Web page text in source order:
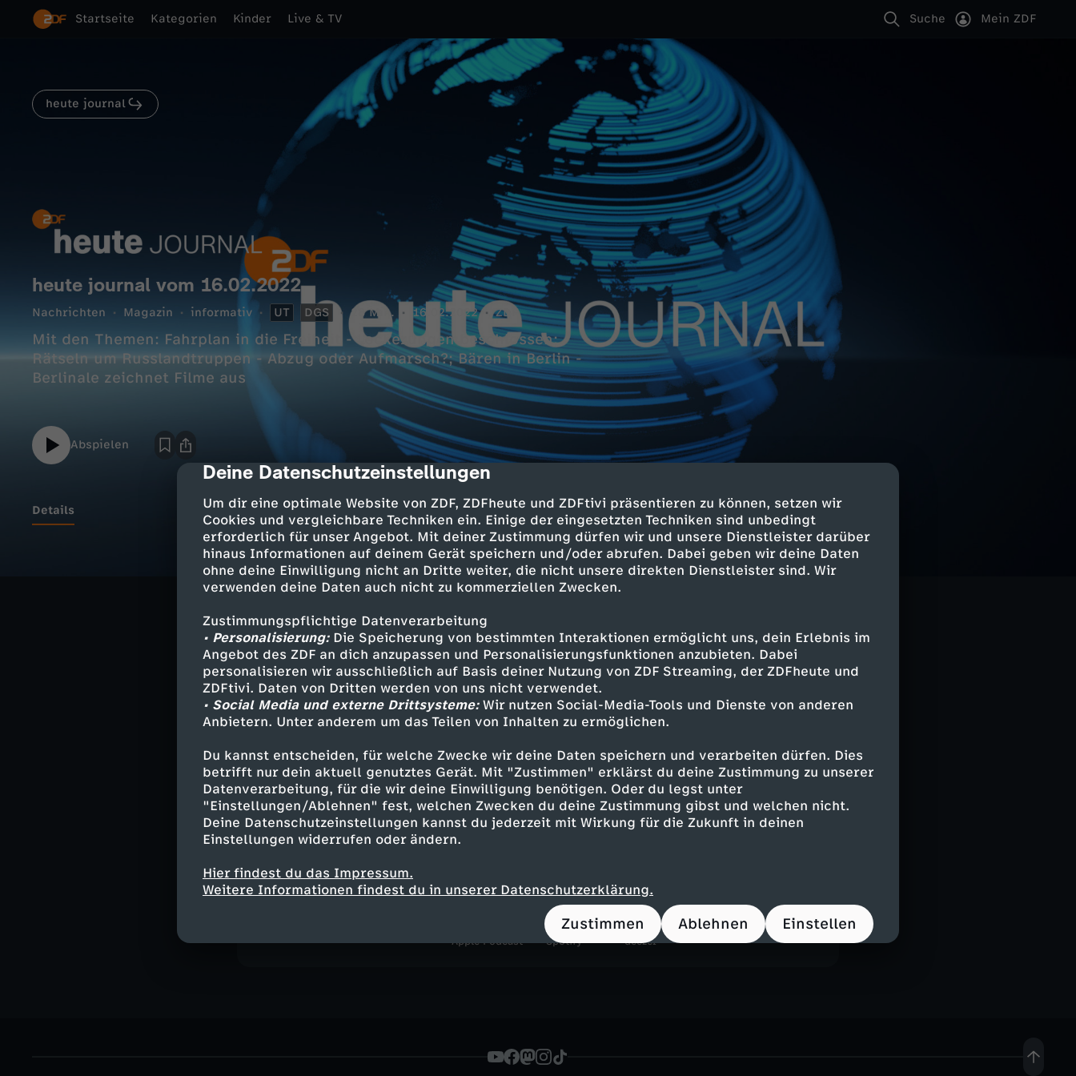
cmp-dialog-description
Deine Datenschutzeinstellungen
Um dir eine optimale Website von ZDF, ZDFheute und ZDFtivi präsentieren zu können, setzen wir
Cookies und vergleichbare Techniken ein. Einige der eingesetzten Techniken sind unbedingt
erforderlich für unser Angebot. Mit deiner Zustimmung dürfen wir und unsere Dienstleister darüber
hinaus Informationen auf deinem Gerät speichern und/oder abrufen. Dabei geben wir deine Daten
ohne deine Einwilligung nicht an Dritte weiter, die nicht unsere direkten Dienstleister sind. Wir
verwenden deine Daten auch nicht zu kommerziellen Zwecken.
Zustimmungspflichtige Datenverarbeitung
• Personalisierung:Die Speicherung von bestimmten Interaktionen ermöglicht uns, dein Erlebnis im
Angebot des ZDF an dich anzupassen und Personalisierungsfunktionen anzubieten. Dabei
personalisieren wir ausschließlich auf Basis deiner Nutzung von ZDF Streaming, der ZDFheute und
ZDFtivi. Daten von Dritten werden von uns nicht verwendet.
• Social Media und externe Drittsysteme:Wir nutzen Social-Media-Tools und Dienste von anderen
Anbietern. Unter anderem um das Teilen von Inhalten zu ermöglichen.
Du kannst entscheiden, für welche Zwecke wir deine Daten speichern und verarbeiten dürfen. Dies
betrifft nur dein aktuell genutztes Gerät. Mit "Zustimmen" erklärst du deine Zustimmung zu unserer
Datenverarbeitung, für die wir deine Einwilligung benötigen. Oder du legst unter
"Einstellungen/Ablehnen" fest, welchen Zwecken du deine Zustimmung gibst und welchen nicht.
Deine Datenschutzeinstellungen kannst du jederzeit mit Wirkung für die Zukunft in deinen
Einstellungen widerrufen oder ändern.
Hier findest du das Impressum.
Weitere Informationen findest du in unserer Datenschutzerklärung.
Zustimmen Ablehnen Einstellen
Startseite Kategorien Kinder Live & TV Suche Mein ZDF
heute journal
heute journal vom 16.02.2022
Nachrichten Magazin informativ UT DGS 28 Min. 16.02.2022 ZDF
Mit den Themen: Fahrplan in die Freiheit - Lockerungen beschlossen;
Rätseln um Russlandtruppen - Abzug oder Aufmarsch?; Bären in Berlin -
Berlinale zeichnet Filme aus
Abspielen
Details
Themen liegen noch nicht vor
Ähnliche Inhalte entdecken
Nachrichten Magazin informativ
Untertitel
Deutsche Gebärdensprache
heute journal
heute journal - der Podcast
Was steckt hinter den großen Schlagzeilen?
Gemeinsam mit Marietta Slomka, Christian
Apple Podcast Spotify deezer